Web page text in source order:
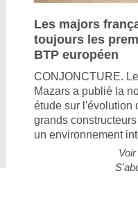
Les majors
toujours les
BTP européen
CONJONCTURE.
Mazars a publié la
étude sur l'évolution
grands
un environnement